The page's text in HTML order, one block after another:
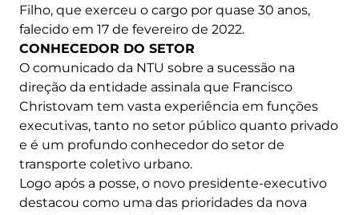
Filho, que exerceu o cargo por quase 30 anos,
falecido em 17 de fevereiro de 2022.
CONHECEDOR DO SETOR
O comunicado da NTU sobre a sucessão na
direção da entidade assinala que Francisco
Christovam tem vasta experiência em funções
executivas, tanto no setor público quanto privado
e é um profundo conhecedor do setor de
transporte coletivo urbano.
Logo após a posse, o novo presidente-executivo
destacou como uma das prioridades da nova